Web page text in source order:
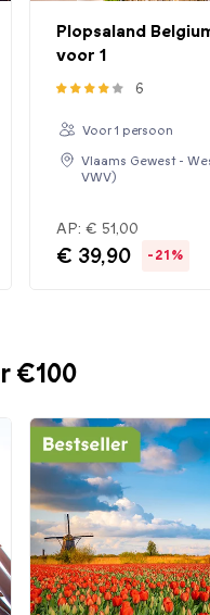
Plopsaland
voor 1
6
Voor 1 persoon
Vlaams Gewest -
VWV)
AP: € 51,00
€ 39,90 -21%
€100